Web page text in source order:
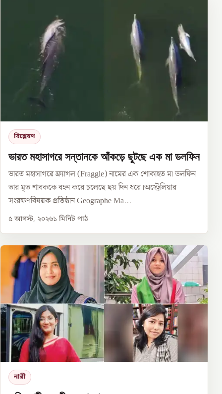
বিশ্লেষণ
ভারত মহাসাগরে সন্তানকে আঁকড়ে ছুটছে এক মা ডলফিন
ভারত মহাসাগরে ফ্র্যাগল (Fraggle) নামের এক শোকাহত মা ডলফিন
তার মৃত শাবককে বহন করে চলেছে ছয় দিন ধরে।অস্ট্রেলিয়ার
সংরক্ষণবিষয়ক প্রতিষ্ঠান Geographe Ma...
৫ আগস্ট, ২০২৬১ মিনিট পাঠ
নারী